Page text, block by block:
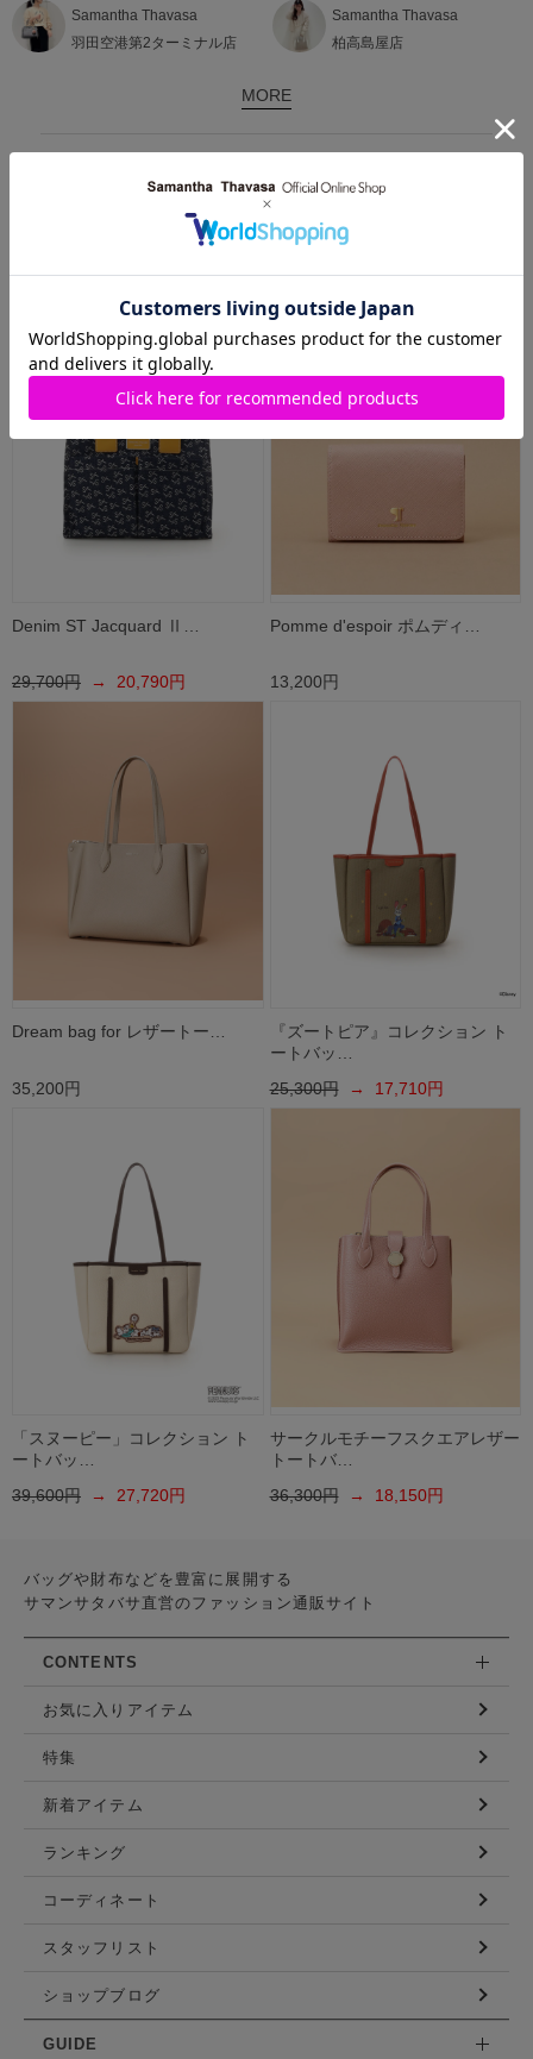
Samantha Thavasa
羽田空港第2ターミナル店
Samantha Thavasa
柏高島屋店
MORE
RECOMMEND ITEMS
Denim ST Jacquard Ⅱ…
29,700円 → 20,790円
Pomme d'espoir ポムディ…
13,200円
Dream bag for レザートー…
35,200円
『ズートピア』コレクション ト
ートバッ…
25,300円→ 17,710円
「スヌーピー」コレクション ト
ートバッ…
39,600円 → 27,720円
サークルモチーフスクエアレザー
トートバ…
36,300円→ 18,150円
バッグや財布などを豊富に展開する
サマンサタバサ直営のファッション通販サイト
CONTENTS
お気に入りアイテム
特集
新着アイテム
ランキング
コーディネート
スタッフリスト
ショップブログ
GUIDE